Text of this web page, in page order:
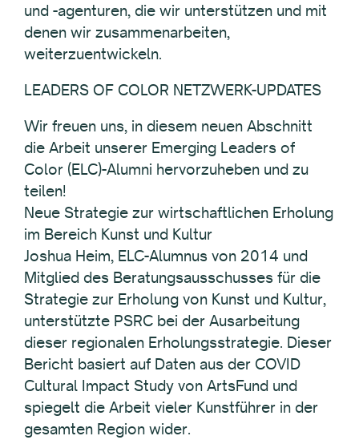
und -agenturen, die wir unterstützen und mit
denen wir zusammenarbeiten,
weiterzuentwickeln.
LEADERS OF COLOR NETZWERK-UPDATES
Wir freuen uns, in diesem neuen Abschnitt
die Arbeit unserer Emerging Leaders of
Color (ELC)-Alumni hervorzuheben und zu
teilen!
Neue Strategie zur wirtschaftlichen Erholung
im Bereich Kunst und Kultur
Joshua Heim, ELC-Alumnus von 2014 und
Mitglied des Beratungsausschusses für die
Strategie zur Erholung von Kunst und Kultur,
unterstützte PSRC bei der Ausarbeitung
dieser regionalen Erholungsstrategie. Dieser
Bericht basiert auf Daten aus der COVID
Cultural Impact Study von ArtsFund und
spiegelt die Arbeit vieler Kunstführer in der
gesamten Region wider.